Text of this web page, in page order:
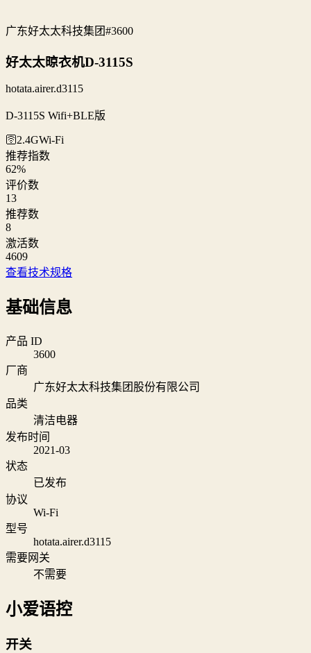
广东好太太科技集团#3600
好太太晾衣机D-3115S
hotata.airer.d3115
D-3115S Wifi+BLE版
🛜2.4GWi‑Fi
推荐指数
62%
评价数
13
推荐数
8
激活数
4609
查看技术规格
基础信息
产品 ID
3600
厂商
广东好太太科技集团股份有限公司
品类
清洁电器
发布时间
2021-03
状态
已发布
协议
Wi‑Fi
型号
hotata.airer.d3115
需要网关
不需要
小爱语控
开关